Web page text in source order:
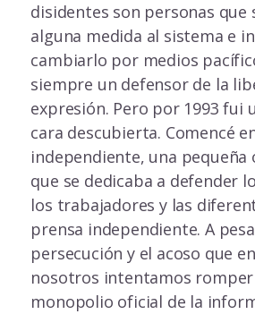
disidentes son personas que
alguna medida al sistema e
cambiarlo por medios
siempre un defensor de la
expresión. Pero por 1993 fui
cara descubierta. Comencé
independiente, una pequeña
que se dedicaba a defender
los trabajadores y las
prensa independiente. A
persecución y el acoso que
nosotros intentamos
monopolio oficial de la